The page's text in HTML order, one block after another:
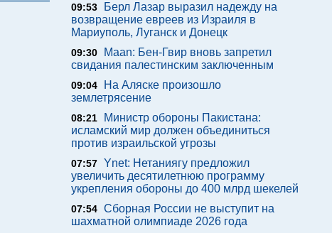
09:53
Берл Лазар выразил надежду на
возвращение евреев из Израиля в
Мариуполь, Луганск и Донецк
09:30
Maan: Бен-Гвир вновь запретил
свидания палестинским заключенным
09:04
На Аляске произошло
землетрясение
08:21
Министр обороны Пакистана:
исламский мир должен объединиться
против израильской угрозы
07:57 Ynet: Нетаниягу предложил
увеличить десятилетнюю программу
укрепления обороны до 400 млрд шекелей
07:54 Сборная России не выступит на
шахматной олимпиаде 2026 года